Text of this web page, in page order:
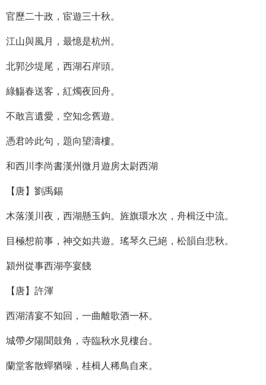
官歷二十政，宦遊三十秋。
江山與風月，最憶是杭州。
北郭沙堤尾，西湖石岸頭。
綠觴春送客，紅燭夜回舟。
不敢言遺愛，空知念舊遊。
憑君吟此句，題向望濤樓。
和西川李尚書漢州微月遊房太尉西湖
【唐】劉禹錫
木落漢川夜，西湖懸玉鉤。旌旗環水次，舟楫泛中流。
目極想前事，神交如共遊。瑤琴久已絕，松韻自悲秋。
潁州從事西湖亭宴餞
【唐】許渾
西湖清宴不知回，一曲離歌酒一杯。
城帶夕陽聞鼓角，寺臨秋水見樓台。
蘭堂客散蟬猶噪，桂楫人稀鳥自來。